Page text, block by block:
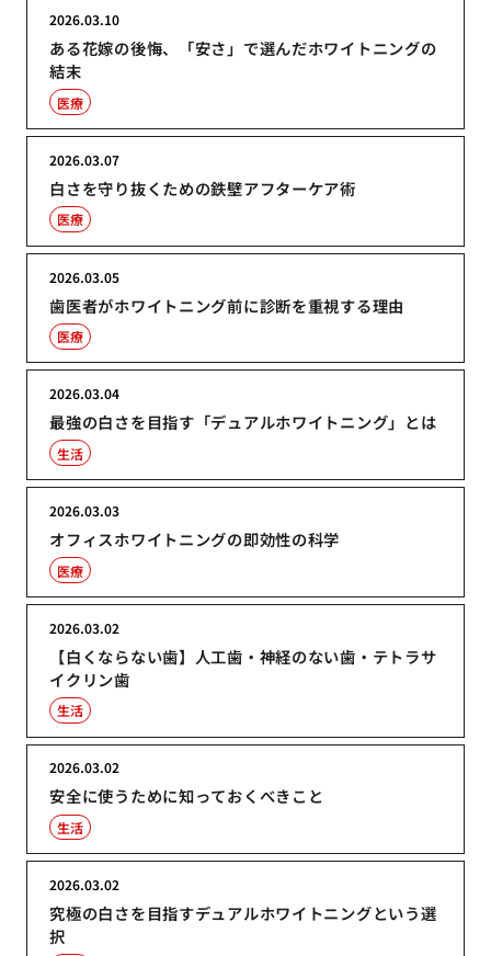
ある花嫁の後悔、「安さ」で選んだホワイトニングの
結末
2026.03.10
医療
白さを守り抜くための鉄壁アフターケア術
2026.03.07
医療
歯医者がホワイトニング前に診断を重視する理由
2026.03.05
医療
最強の白さを目指す「デュアルホワイトニング」とは
2026.03.04
生活
オフィスホワイトニングの即効性の科学
2026.03.03
医療
【白くならない歯】人工歯・神経のない歯・テトラサ
イクリン歯
2026.03.02
生活
安全に使うために知っておくべきこと
2026.03.02
生活
究極の白さを目指すデュアルホワイトニングという選
択
2026.03.02